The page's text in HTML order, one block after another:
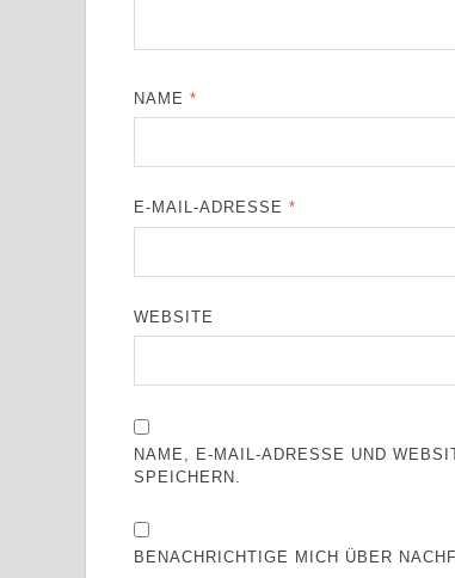
NAME*
E-MAIL-ADRESSE*
WEBSITE
NAME, E-MAIL-ADRESSE UND
SPEICHERN.
BENACHRICHTIGE MICH ÜBER